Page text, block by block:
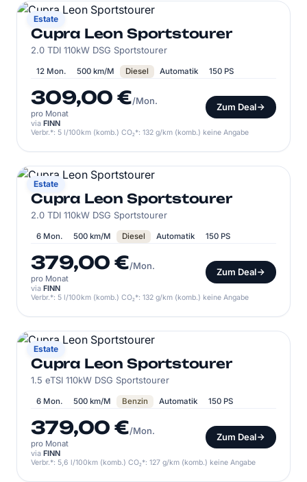
Estate
CUPRA
Cupra Leon Sportstourer
2.0 TDI 110kW DSG Sportstourer
12 Mon. 500 km/M Diesel Automatik 150 PS
309,00 €/Mon.
pro Monat
Zum Deal
via FINN
Verbr.*: 5 l/100km (komb.) CO₂*: 132 g/km (komb.) keine Angabe
Estate
CUPRA
Cupra Leon Sportstourer
2.0 TDI 110kW DSG Sportstourer
6 Mon. 500 km/M Diesel Automatik 150 PS
379,00 €/Mon.
pro Monat
Zum Deal
via FINN
Verbr.*: 5 l/100km (komb.) CO₂*: 132 g/km (komb.) keine Angabe
Estate
CUPRA
Cupra Leon Sportstourer
1.5 eTSI 110kW DSG Sportstourer
6 Mon. 500 km/M Benzin Automatik 150 PS
379,00 €/Mon.
pro Monat
Zum Deal
via FINN
Verbr.*: 5,6 l/100km (komb.) CO₂*: 127 g/km (komb.) keine Angabe